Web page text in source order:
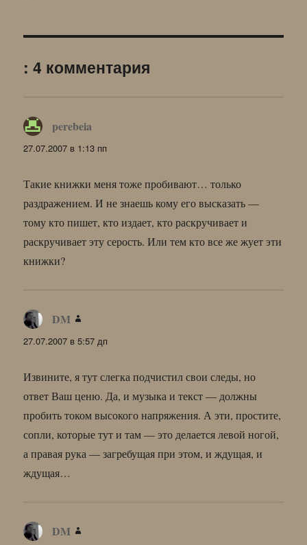
: 4 комментария
perebeia
27.07.2007 в 1:13 пп
Такие книжки меня тоже пробивают… только
раздражением. И не знаешь кому его высказать —
тому кто пишет, кто издает, кто раскручивает и
раскручивает эту серость. Или тем кто все же жует эти
книжки?
DM
27.07.2007 в 5:57 дп
Извините, я тут слегка подчистил свои следы, но
ответ Ваш ценю. Да, и музыка и текст — должны
пробить током высокого напряжения. А эти, простите,
сопли, которые тут и там — это делается левой ногой,
а правая рука — загребущая при этом, и ждущая, и
ждущая…
DM